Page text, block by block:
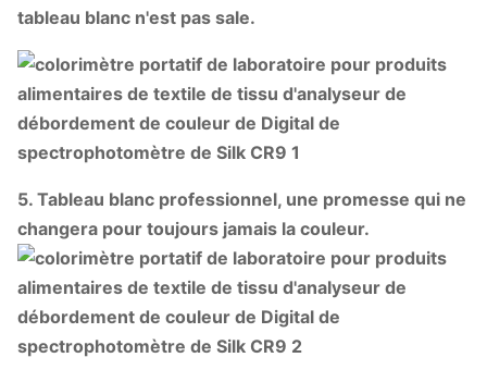
tableau blanc n'est pas sale.
5. Tableau blanc professionnel, une promesse qui ne
changera pour toujours jamais la couleur.